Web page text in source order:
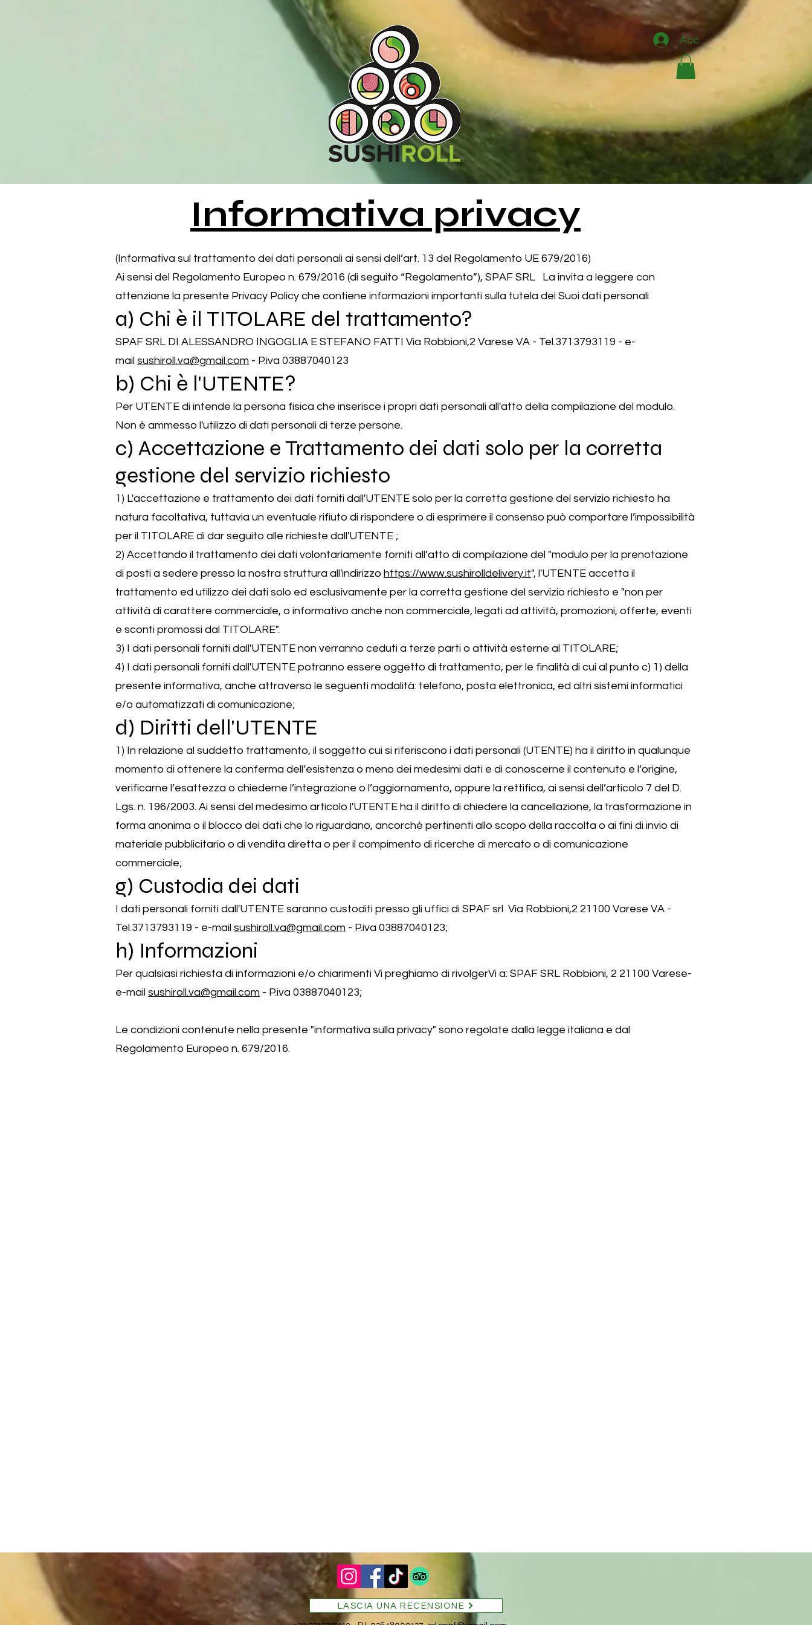
Accedi
Informativa privacy
(Informativa sul trattamento dei dati personali ai sensi dell’art. 13 del Regolamento UE 679/2016)
Ai sensi del Regolamento Europeo n. 679/2016 (di seguito “Regolamento”), SPAF SRL La invita a leggere con
attenzione la presente Privacy Policy che contiene informazioni importanti sulla tutela dei Suoi dati personali
a) Chi è il TITOLARE del trattamento?
SPAF SRL DI ALESSANDRO INGOGLIA E STEFANO FATTI Via Robbioni,2 Varese VA - Tel.3713793119 - e-
mail sushiroll.va@gmail.com - P.iva 03887040123
b) Chi è l'UTENTE?
Per UTENTE di intende la persona fisica che inserisce i propri dati personali all'atto della compilazione del modulo.
Non è ammesso l'utilizzo di dati personali di terze persone.
c) Accettazione e Trattamento dei dati solo per la corretta
gestione del servizio richiesto
1) L'accettazione e trattamento dei dati forniti dall'UTENTE solo per la corretta gestione del servizio richiesto ha
natura facoltativa, tuttavia un eventuale rifiuto di rispondere o di esprimere il consenso può comportare l’impossibilità
per il TITOLARE di dar seguito alle richieste dall'UTENTE ;
2) Accettando il trattamento dei dati volontariamente forniti all’atto di compilazione del "modulo per la prenotazione
di posti a sedere presso la nostra struttura all'indirizzo https://www.sushirolldelivery.it", l'UTENTE accetta il
trattamento ed utilizzo dei dati solo ed esclusivamente per la corretta gestione del servizio richiesto e "non per
attività di carattere commerciale, o informativo anche non commerciale, legati ad attività, promozioni, offerte, eventi
e sconti promossi dal TITOLARE".
3) I dati personali forniti dall'UTENTE non verranno ceduti a terze parti o attività esterne al TITOLARE;
4) I dati personali forniti dall'UTENTE potranno essere oggetto di trattamento, per le finalità di cui al punto c) 1) della
presente informativa, anche attraverso le seguenti modalità: telefono, posta elettronica, ed altri sistemi informatici
e/o automatizzati di comunicazione;
d) Diritti dell'UTENTE
1) In relazione al suddetto trattamento, il soggetto cui si riferiscono i dati personali (UTENTE) ha il diritto in qualunque
momento di ottenere la conferma dell’esistenza o meno dei medesimi dati e di conoscerne il contenuto e l’origine,
verificarne l’esattezza o chiederne l’integrazione o l’aggiornamento, oppure la rettifica, ai sensi dell’articolo 7 del D.
Lgs. n. 196/2003. Ai sensi del medesimo articolo l'UTENTE ha il diritto di chiedere la cancellazione, la trasformazione in
forma anonima o il blocco dei dati che lo riguardano, ancorché pertinenti allo scopo della raccolta o ai fini di invio di
materiale pubblicitario o di vendita diretta o per il compimento di ricerche di mercato o di comunicazione
commerciale;
g) Custodia dei dati
I dati personali forniti dall'UTENTE saranno custoditi presso gli uffici di SPAF srl Via Robbioni,2 21100 Varese VA -
Tel.3713793119 - e-mail sushiroll.va@gmail.com - P.iva 03887040123;
h) Informazioni
Per qualsiasi richiesta di informazioni e/o chiarimenti Vi preghiamo di rivolgerVi a: SPAF SRL Robbioni, 2 21100 Varese-
e-mail sushiroll.va@gmail.com - P.iva 03887040123;
Le condizioni contenute nella presente "informativa sulla privacy" sono regolate dalla legge italiana e dal
Regolamento Europeo n. 679/2016.
LASCIA UNA RECENSIONE